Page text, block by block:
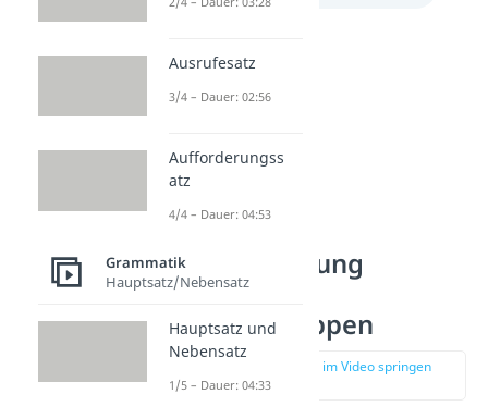
Kommasetzung
Übungen:
Infinitivgruppen
zur Stelle im Video springen
(02:18)
Ausrufesatz
3/4 – Dauer: 02:56
Aufforderungss
atz
4/4 – Dauer: 04:53
Grammatik
Hauptsatz/Nebensatz
Hauptsatz und
Nebensatz
1/5 – Dauer: 04:33